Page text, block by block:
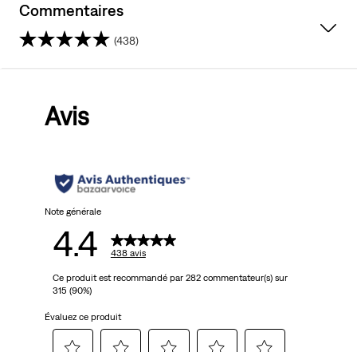
Commentaires
(438)
avis
Avis
Note générale
4.4 438 avis
Ce produit est recommandé par 282 commentateur(s) sur
315 (90%)
Évaluez ce produit